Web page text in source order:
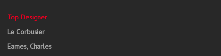
Top Designer
Le Corbusier
Eames, Charles